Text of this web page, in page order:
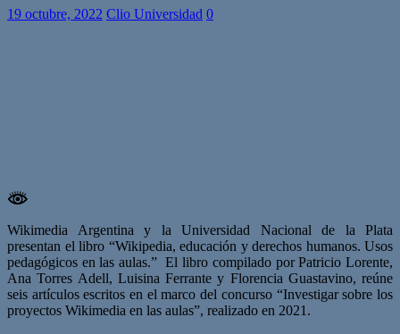
19 octubre, 2022 Clio Universidad 0
Wikimedia Argentina y la Universidad Nacional de la Plata
presentan el libro “Wikipedia, educación y derechos humanos. Usos
pedagógicos en las aulas.” El libro compilado por Patricio Lorente,
Ana Torres Adell, Luisina Ferrante y Florencia Guastavino, reúne
seis artículos escritos en el marco del concurso “Investigar sobre los
proyectos Wikimedia en las aulas”, realizado en 2021.